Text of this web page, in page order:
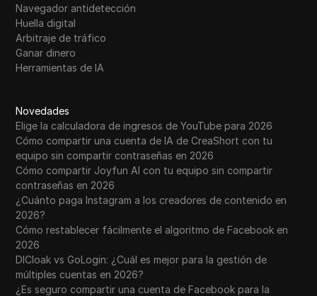
Navegador antidetección
Huella digital
Arbitraje de tráfico
Ganar dinero
Herramientas de IA
Novedades
Elige la calculadora de ingresos de YouTube para 2026
Cómo compartir una cuenta de IA de CreaShort con tu
equipo sin compartir contraseñas en 2026
Cómo compartir Joyfun AI con tu equipo sin compartir
contraseñas en 2026
¿Cuánto paga Instagram a los creadores de contenido en
2026?
Cómo restablecer fácilmente el algoritmo de Facebook en
2026
DICloak vs GoLogin: ¿Cuál es mejor para la gestión de
múltiples cuentas en 2026?
¿Es seguro compartir una cuenta de Facebook para la